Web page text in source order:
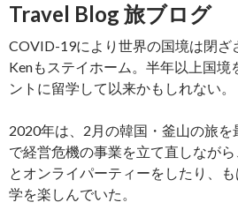
Travel Blog 旅ブログ
COVID-19により世界の国境は閉ざ
Kenもステイホーム。半年以上国境
ントに留学して以来かもしれない。
2020年は、2月の韓国・釜山の旅を
で経営危機の事業を立て直しなが
とオンライパーティーをしたり、
学を楽しんでいた。